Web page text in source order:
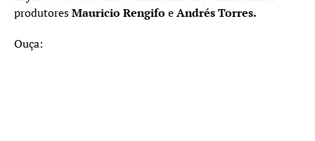
produtoresMauricio Rengifo eAndrés Torres.
Ouça: